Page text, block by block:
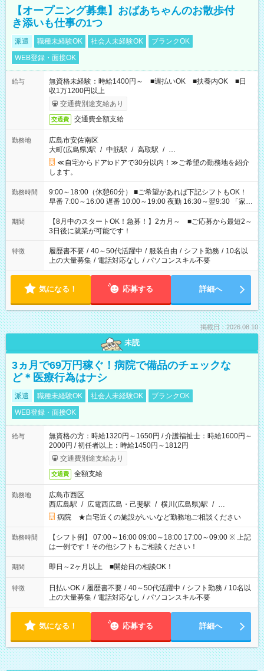
【オープニング募集】おばあちゃんのお散歩付
き添いも仕事の1つ
派遣 職種未経験OK 社会人未経験OK
ブランクOK
WEB登録・面接OK
給与
無資格未経験：時給1400円～ ■週払いOK ■扶養内OK ■日
収1万1200円以上
交通費別途支給あり
交通費 交通費全額支給
勤務地
広島市安佐南区
大町(広島県)駅 / 中筋駅 / 高取駅 / …
≪自宅からドアtoドアで30分以内！≫ご希望の勤務地を紹介
します。
勤務時間
9:00～18:00（休憩60分） ■ご希望があれば下記シフトもOK！
早番 7:00～16:00 遅番 10:00～19:00 夜勤 16:30～翌9:30 「家族
と休みを合わせたい」 「余裕を持って夕飯の準備がしたい」
「できれば残業はしたくない」 など、ご希望を教えてください
ね。 ※Wワーク希望の方へ 今ご覧のお仕事で希望する勤務時間
と、もう1つのお仕事の勤務時間。 合計で週40時間を超える場
合は応募できません。
期間
【8月中のスタートOK！急募！】2カ月～ ■ご応募から最短2～
3日後に就業が可能です！
特徴 履歴書不要 / 40～50代活躍中 / 服装自由 / シフト勤務 / 10名以
上の大量募集 / 電話対応なし / パソコンスキル不要
気になる！ 応募する 詳細へ
掲載日：2026.08.10
未読
3ヵ月で69万円稼ぐ！病院で備品のチェックな
ど＊医療行為はナシ
派遣 職種未経験OK 社会人未経験OK
ブランクOK
WEB登録・面接OK
給与
無資格の方：時給1320円～1650円 / 介護福祉士：時給1600円～
2000円 / 初任者以上：時給1450円～1812円
交通費別途支給あり
交通費 全額支給
勤務地
広島市西区
西広島駅 / 広電西広島・己斐駅 / 横川(広島県)駅 / …
病院 ★自宅近くの施設がいいなど勤務地ご相談ください
勤務時間
【シフト例】 07:00～16:00 09:00～18:00 17:00～09:00 ※ 上記
は一例です！その他シフトもご相談ください！
期間 即日～2ヶ月以上 ■開始日の相談OK！
特徴 日払いOK / 履歴書不要 / 40～50代活躍中 / シフト勤務 / 10名以
上の大量募集 / 電話対応なし / パソコンスキル不要
気になる！ 応募する 詳細へ